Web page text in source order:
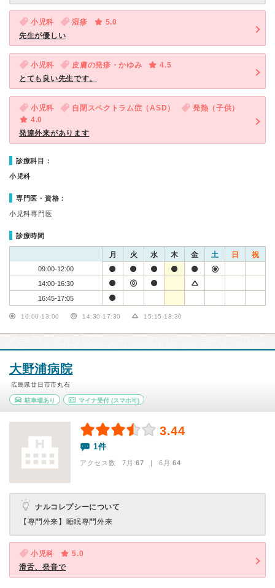
小児科 湿疹
5.0
先生が優しい
小児科 皮膚の発疹・かゆみ
4.5
とても良い先生です。
小児科 自閉スペクトラム症（ASD）
発熱（子供）
4.0
発達外来があります
診療科目：
小児科
専門医・資格：
小児科専門医
診療時間
月 火 水 木 金 土 日 祝
09:00-12:00
14:00-16:30
16:45-17:05
10:00-13:00 14:30-17:30 15:15-18:30
大野浦病院
広島県廿日市市丸石
駐車場あり マイナ受付(スマホ可)
3.44
1件
アクセス数 7月:67 | 6月:64
ナルコレプシーについて
【専門外来】 睡眠専門外来
小児科
5.0
滑舌、発音で